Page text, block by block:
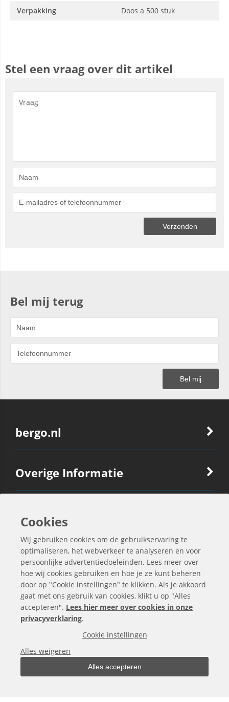
Verpakking
Doos a 500 stuk
Stel een vraag over dit artikel
Bel mij terug
bergo.nl
Overige Informatie
Ook Interessant
Contactgegevens
Alle bedragen zijn exclusief BTW
Cookies
Wij gebruiken cookies om de gebruikservaring te
optimaliseren, het webverkeer te analyseren en voor
persoonlijke advertentiedoeleinden. Lees meer over
hoe wij cookies gebruiken en hoe je ze kunt beheren
door op "Cookie instellingen" te klikken. Als je akkoord
gaat met ons gebruik van cookies, klikt u op "Alles
accepteren". Lees hier meer over cookies in onze
privacyverklaring.
Cookie instellingen
Alles weigeren
Alles accepteren